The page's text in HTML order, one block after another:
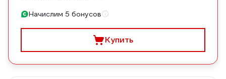
Начислим 5 бонусов
Купить